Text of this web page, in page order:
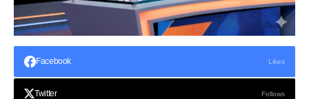
Facebook Likes
Twitter Follows